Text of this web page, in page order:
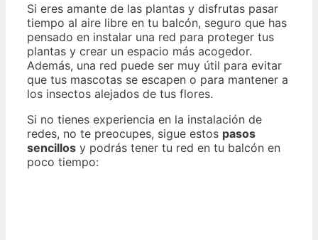
Si eres amante de las plantas y disfrutas pasar
tiempo al aire libre en tu balcón, seguro que has
pensado en instalar una red para proteger tus
plantas y crear un espacio más acogedor.
Además, una red puede ser muy útil para evitar
que tus mascotas se escapen o para mantener a
los insectos alejados de tus flores.
Si no tienes experiencia en la instalación de
redes, no te preocupes, sigue estos pasos
sencillos y podrás tener tu red en tu balcón en
poco tiempo: